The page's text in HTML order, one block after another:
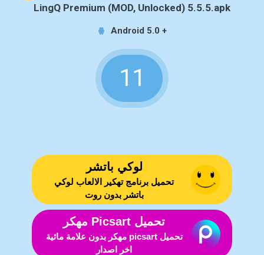
LingQ Premium (MOD, Unlocked) 5.5.5.apk
Android 5.0 +
11
لوكي باتشر
تحميل برنامج تهكير الالعاب لوكي
باتشر بدون روت
تحميل Picsart مهكر
تحميل picsart مهكر بدون علامة مائية
اخر اصدار